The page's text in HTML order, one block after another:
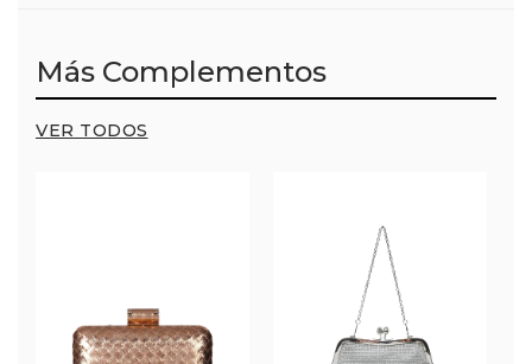
Más Complementos
VER TODOS